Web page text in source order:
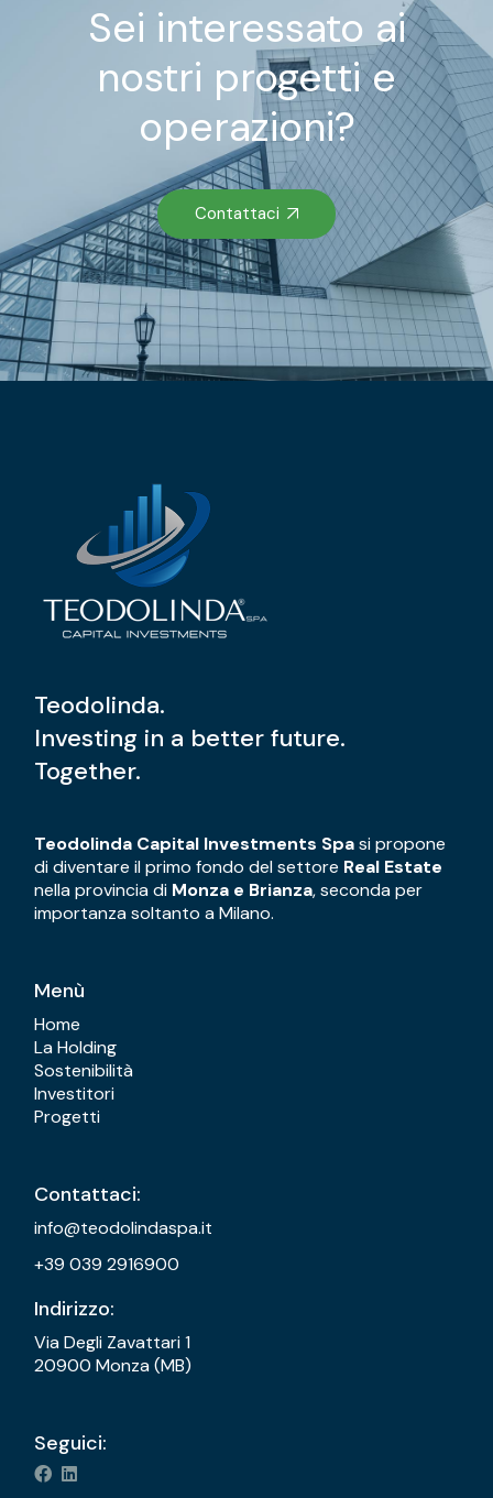
Sei interessato ai
nostri progetti e
operazioni?
Contattaci
Teodolinda.
Investing in a better future.
Together.
Teodolinda Capital Investments Spasi propone
di diventare il primo fondo del settore Real Estate
nella provincia di Monza e Brianza, seconda per
importanza soltanto a Milano.
Menù
Home
La Holding
Sostenibilità
Investitori
Progetti
Contattaci:
info@teodolindaspa.it
+39 039 2916900
Indirizzo:
Via Degli Zavattari 1
20900 Monza (MB)
Seguici: